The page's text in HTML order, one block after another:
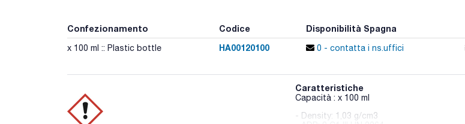
Confezionamento Codice Disponibilità Spagna
x 100 ml :: Plastic bottle HA00120100 0 - contatta i ns.uffici
Caratteristiche
Capacità : x 100 ml
- Density: 1,03 g/cm3